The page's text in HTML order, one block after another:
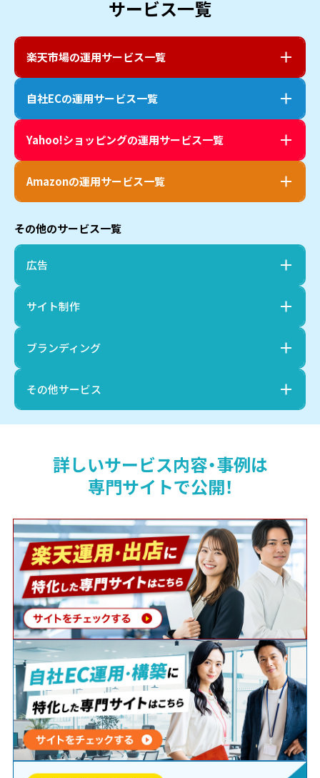
サービス一覧
楽天市場の運用サービス一覧
自社ECの運用サービス一覧
Yahoo!ショッピングの運用サービス一覧
Amazonの運用サービス一覧
その他のサービス一覧
広告
サイト制作
ブランディング
その他サービス
詳しいサービス内容・事例は
専門サイトで公開！